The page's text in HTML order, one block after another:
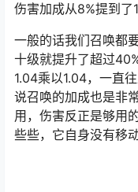
伤害加成从8%提到了
一般的话我们召唤都
十级就提升了超过
1.04乘以1.04，一直
说召唤的加成也是非
用，伤害反正是够用
些些，它自身没有移